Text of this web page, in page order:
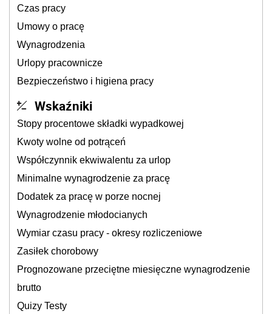
Czas pracy
Umowy o pracę
Wynagrodzenia
Urlopy pracownicze
Bezpieczeństwo i higiena pracy
Wskaźniki
Stopy procentowe składki wypadkowej
Kwoty wolne od potrąceń
Współczynnik ekwiwalentu za urlop
Minimalne wynagrodzenie za pracę
Dodatek za pracę w porze nocnej
Wynagrodzenie młodocianych
Wymiar czasu pracy - okresy rozliczeniowe
Zasiłek chorobowy
Prognozowane przeciętne miesięczne wynagrodzenie
brutto
Quizy Testy